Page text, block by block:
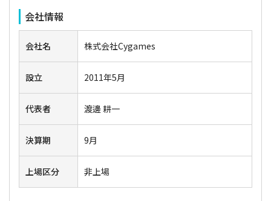
会社情報
会社名 株式会社Cygames
設立 2011年5月
代表者 渡邊 耕一
決算期 9月
上場区分 非上場